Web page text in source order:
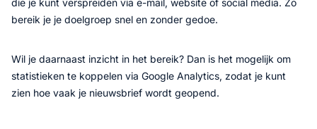
bereik je je doelgroep snel en zonder gedoe.
Wil je daarnaast inzicht in het bereik? Dan is het mogelijk om
statistieken te koppelen via Google Analytics, zodat je kunt
zien hoe vaak je nieuwsbrief wordt geopend.